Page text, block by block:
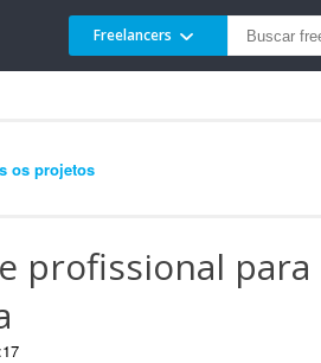
Freelancers
os projetos
profissional